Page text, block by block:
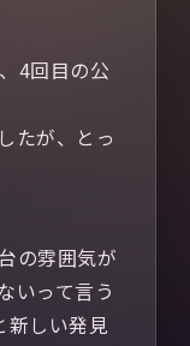
4回目の公
たが、とっ
の雰囲気が
いって言う
新しい発見